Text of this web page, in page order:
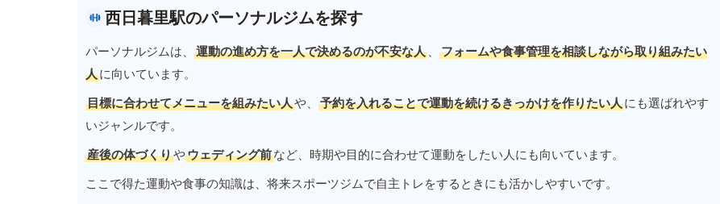
西日暮里駅のパーソナルジムを探す
パーソナルジムは、 運動の進め方を一人で決めるのが不安な人 、
フォームや食事管理を相談しながら取り組みたい
人に向いています。
目標に合わせてメニューを組みたい人や、 予約を入れることで運動を続けるきっかけを作りたい人にも選ばれやす
いジャンルです。
産後の体づくりやウェディング前など、時期や目的に合わせて運動をしたい人にも向いています。
ここで得た運動や食事の知識は、将来スポーツジムで自主トレをするときにも活かしやすいです。